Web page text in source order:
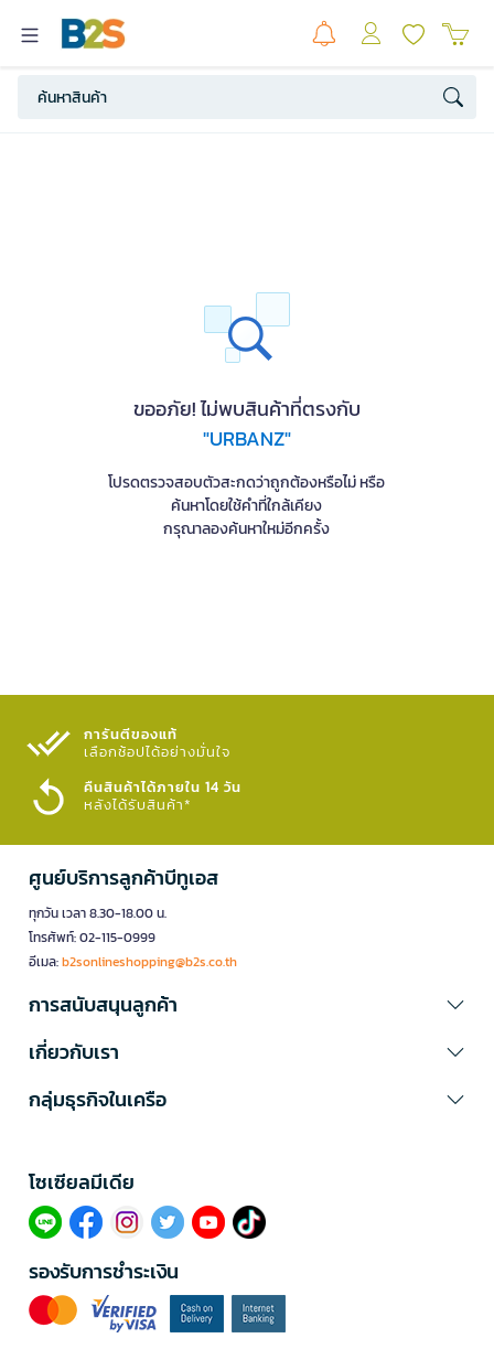
ขออภัย! ไม่พบสินค้าที่ตรงกับ
"URBANZ"
โปรดตรวจสอบตัวสะกดว่าถูกต้องหรือไม่ หรือ
ค้นหาโดยใช้คำที่ใกล้เคียง
กรุณาลองค้นหาใหม่อีกครั้ง
การันตีของแท้
เลือกช้อปได้อย่างมั่นใจ​
คืนสินค้าได้ภายใน 14 วัน
หลังได้รับสินค้า*
ศูนย์บริการลูกค้าบีทูเอส
ทุกวัน เวลา 8.30-18.00 น.
โทรศัพท์: 02-115-0999
อีเมล:b2sonlineshopping@b2s.co.th
การสนับสนุนลูกค้า
เกี่ยวกับเรา
กลุ่มธุรกิจในเครือ
โซเซียลมีเดีย​
รองรับการชำระเงิน